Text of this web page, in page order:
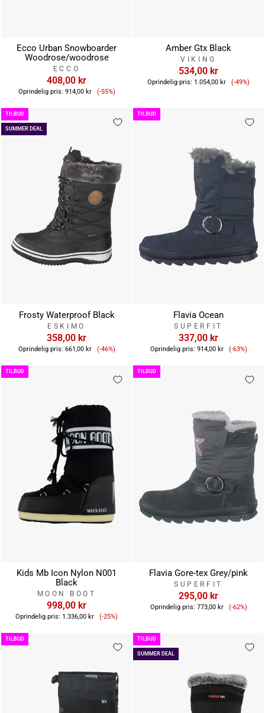
Ecco Urban Snowboarder
Woodrose/woodrose
ECCO
408,00 kr
Oprindelig pris: 914,00 kr Tilbudspris
(-55%)
Amber Gtx Black
VIKING
534,00 kr
Oprindelig pris: 1.054,00 kr (-49%)
SUMMER DEAL
TILBUD
Frosty Waterproof Black
ESKIMO
358,00 kr
Oprindelig pris: 661,00 kr Tilbudspris
(-46%)
TILBUD
Flavia Ocean
SUPERFIT
337,00 kr
Oprindelig pris: 914,00 kr (-63%)
TILBUD
Kids Mb Icon Nylon N001
Black
MOON BOOT
998,00 kr
Oprindelig pris: 1.336,00 kr Tilbudspris
(-25%)
TILBUD
Flavia Gore-tex Grey/pink
SUPERFIT
295,00 kr
Oprindelig pris: 773,00 kr (-62%)
TILBUD
SUMMER DEAL
TILBUD